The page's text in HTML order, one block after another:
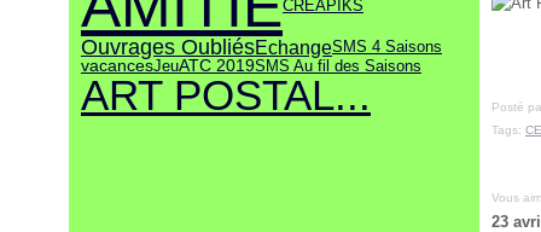
CREAPIKS
Ouvrages OubliésEchangeSMS 4 Saisons
vacancesJeuATC 2019SMS Au fil des Saisons
ART POSTAL... Posté
Tags:
Vous
23